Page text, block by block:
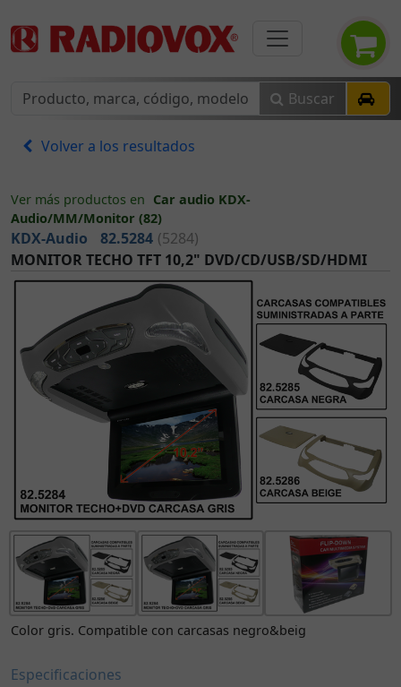
Buscar
Volver a los resultados
Ver más productos en Car audio KDX-
Audio/MM/Monitor (82)
KDX-Audio 82.5284 (5284)
MONITOR TECHO TFT 10,2" DVD/CD/USB/SD/HDMI
Color gris. Compatible con carcasas negro&beig
Especificaciones